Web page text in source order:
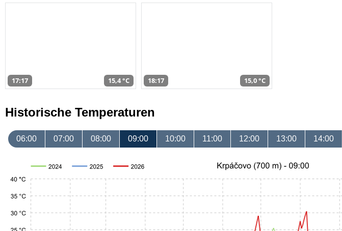
17:17 15,4 °C 18:17 15,0 °C
Historische Temperaturen
06:00 07:00 08:00 09:00 10:00 11:00 12:00 13:00 14:00